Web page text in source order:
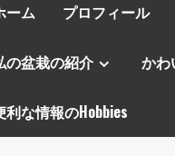
ーム プロフィール
の盆栽の紹介 かわ
利な情報のHobbies